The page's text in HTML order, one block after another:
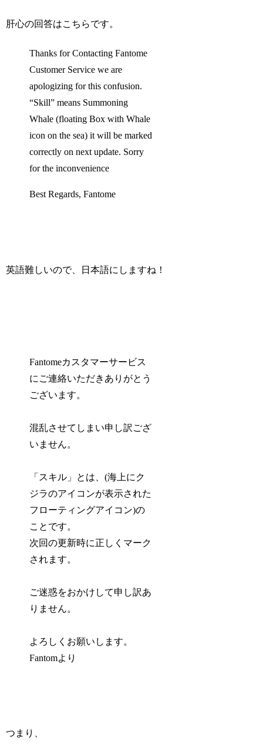
肝心の回答はこちらです。
Thanks for Contacting Fantome
Customer Service we are
apologizing for this confusion.
“Skill” means Summoning
Whale (floating Box with Whale
icon on the sea) it will be marked
correctly on next update. Sorry
for the inconvenience
Best Regards, Fantome
英語難しいので、日本語にしますね！
Fantomeカスタマーサービス
にご連絡いただきありがとう
ございます。
混乱させてしまい申し訳ござ
いません。
「スキル」とは、(海上にク
ジラのアイコンが表示された
フローティングアイコン)の
ことです。
次回の更新時に正しくマーク
されます。
ご迷惑をおかけして申し訳あ
りません。
よろしくお願いします。
Fantomより
つまり、